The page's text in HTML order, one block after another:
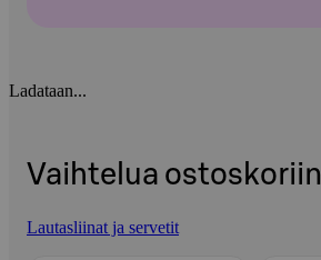
Ladataan...
Vaihtelua ostoskoriin
Lautasliinat ja servetit